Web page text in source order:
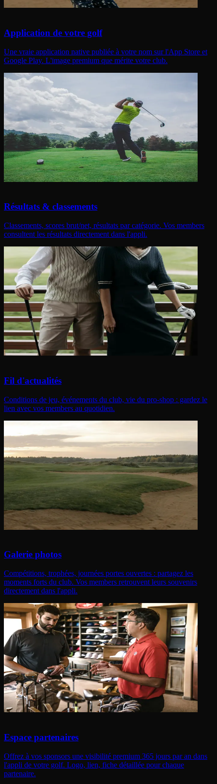
Application de votre golf
Une vraie application native publiée à votre nom sur l'App Store et
Google Play. L'image premium que mérite votre club.
Résultats & classements
Classements, scores brut/net, résultats par catégorie. Vos members
consultent les résultats directement dans l'appli.
Fil d'actualités
Conditions de jeu, événements du club, vie du pro-shop : gardez le
lien avec vos members au quotidien.
Galerie photos
Compétitions, trophées, journées portes ouvertes : partagez les
moments forts du club. Vos members retrouvent leurs souvenirs
directement dans l'appli.
Espace partenaires
Offrez à vos sponsors une visibilité premium 365 jours par an dans
l'appli de votre golf. Logo, lien, fiche détaillée pour chaque
partenaire.